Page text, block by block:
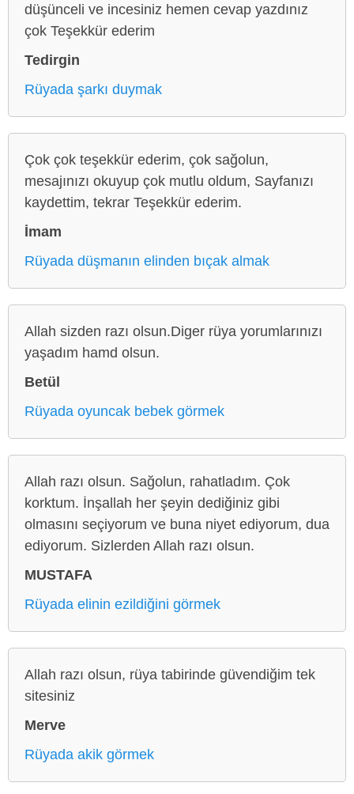
düşünceli ve incesiniz hemen cevap yazdınız
çok Teşekkür ederim
Tedirgin
Rüyada şarkı duymak
Çok çok teşekkür ederim, çok sağolun,
mesajınızı okuyup çok mutlu oldum, Sayfanızı
kaydettim, tekrar Teşekkür ederim.
İmam
Rüyada düşmanın elinden bıçak almak
Allah sizden razı olsun.Diger rüya yorumlarınızı
yaşadım hamd olsun.
Betül
Rüyada oyuncak bebek görmek
Allah razı olsun. Sağolun, rahatladım. Çok
korktum. İnşallah her şeyin dediğiniz gibi
olmasını seçiyorum ve buna niyet ediyorum, dua
ediyorum. Sizlerden Allah razı olsun.
MUSTAFA
Rüyada elinin ezildiğini görmek
Allah razı olsun, rüya tabirinde güvendiğim tek
sitesiniz
Merve
Rüyada akik görmek